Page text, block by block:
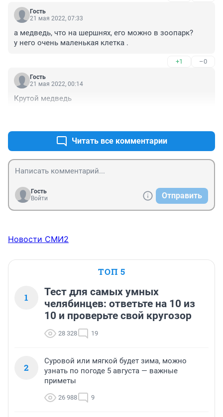
Гость
21 мая 2022, 07:33
а медведь, что на шершнях, его можно в зоопарк?
у него очень маленькая клетка .
+1 –0
Гость
21 мая 2022, 00:14
Крутой медведь
Читать все комментарии
Гость
Войти
Отправить
Новости СМИ2
ТОП 5
1
Тест для самых умных
челябинцев: ответьте на 10 из
10 и проверьте свой кругозор
28 328 19
2
Суровой или мягкой будет зима, можно
узнать по погоде 5 августа — важные
приметы
26 988 9